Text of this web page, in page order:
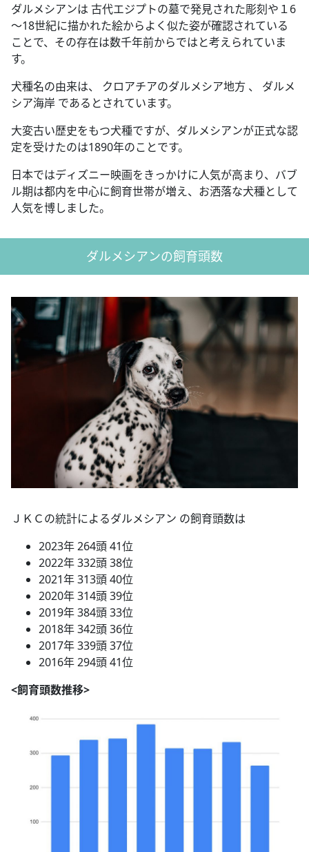
ダルメシアンは 古代エジプトの墓で発見された彫刻や１6
～18世紀に描かれた絵からよく似た姿が確認されている
ことで、その存在は数千年前からではと考えられていま
す。
犬種名の由来は、 クロアチアのダルメシア地方 、 ダルメ
シア海岸 であるとされています。
大変古い歴史をもつ犬種ですが、ダルメシアンが正式な認
定を受けたのは1890年のことです。
日本ではディズニー映画をきっかけに人気が高まり、バブ
ル期は都内を中心に飼育世帯が増え、お洒落な犬種として
人気を博しました。
ダルメシアンの飼育頭数
ＪＫＣの統計によるダルメシアン の飼育頭数は
2023年 264頭 41位
2022年 332頭 38位
2021年 313頭 40位
2020年 314頭 39位
2019年 384頭 33位
2018年 342頭 36位
2017年 339頭 37位
2016年 294頭 41位
<飼育頭数推移>